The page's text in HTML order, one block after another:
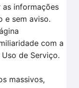
informações
e sem aviso.
com a
de Serviço.
massivos,